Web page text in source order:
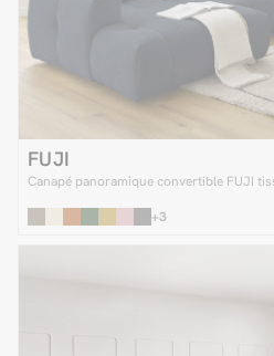
FUJI
Canapé panoramique convertible FUJI
+3